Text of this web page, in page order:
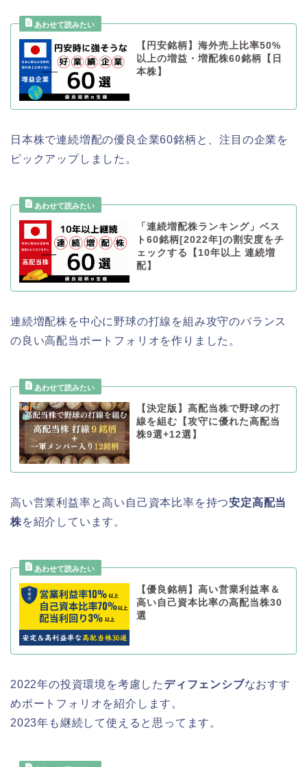
【円安銘柄】海外売上比率50%
以上の増益・増配株60銘柄【日
本株】
日本株で連続増配の優良企業60銘柄と、注目の企業を
ピックアップしました。
「連続増配株ランキング」ベス
ト60銘柄[2022年]の割安度をチ
ェックする【10年以上 連続増
配】
連続増配株を中心に野球の打線を組み攻守のバランス
の良い高配当ポートフォリオを作りました。
【決定版】高配当株で野球の打
線を組む【攻守に優れた高配当
株9選+12選】
高い営業利益率と高い自己資本比率を持つ安定高配当
株を紹介しています。
【優良銘柄】高い営業利益率＆
高い自己資本比率の高配当株30
選
2022年の投資環境を考慮した ディフェンシブなおすす
めポートフォリオを紹介します。
2023年も継続して使えると思ってます。